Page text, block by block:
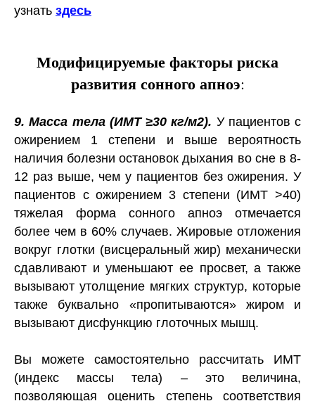
узнать здесь
Модифицируемые факторы риска
развития сонного апноэ:
9. Масса тела (ИМТ ≥30 кг/м2). У пациентов с
ожирением 1 степени и выше вероятность
наличия болезни остановок дыхания во сне в 8-
12 раз выше, чем у пациентов без ожирения. У
пациентов с ожирением 3 степени (ИМТ >40)
тяжелая форма сонного апноэ отмечается
более чем в 60% случаев. Жировые отложения
вокруг глотки (висцеральный жир) механически
сдавливают и уменьшают ее просвет, а также
вызывают утолщение мягких структур, которые
также буквально «пропитываются» жиром и
вызывают дисфункцию глоточных мышц.
Вы можете самостоятельно рассчитать ИМТ
(индекс массы тела) – это величина,
позволяющая оценить степень соответствия